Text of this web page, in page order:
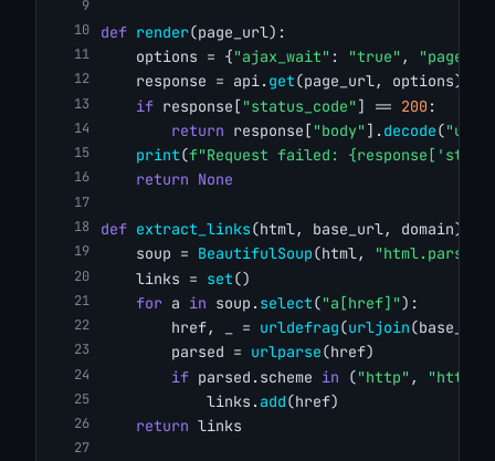
def render(page_url):
    options = {
"ajax_wait" : "true" ,
    response = api.
get(page_url, options)
if response[ "status_code" ] == 200 :
return response[ "body" ]. decode("utf-
print(f"Request failed:
return None
def extract_links(html, base_url, domain):
    soup =
BeautifulSoup(html, "html.parser"
    links =
set()
for a in soup. select("a[href]"):
        href, _ =
urldefrag(urljoin
        parsed =
urlparse(href)
if parsed.scheme in ("http" , "https"
            links.
add(href)
return links